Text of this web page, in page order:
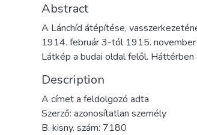
Abstract
A Lánchíd átépítése,
1914. február 3-tól 1915.
Látkép a budai oldal felől. Háttérben
Description
A címet a feldolgozó adta
Szerző: azonosítatlan személy
B. kisny. szám: 7180